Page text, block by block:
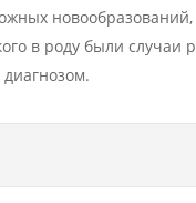
в роду были